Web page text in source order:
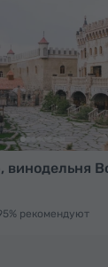
винодельня
рекомендуют